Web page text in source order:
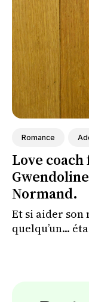
Romance
Love
Normand.
Et si aider
quelqu’un...